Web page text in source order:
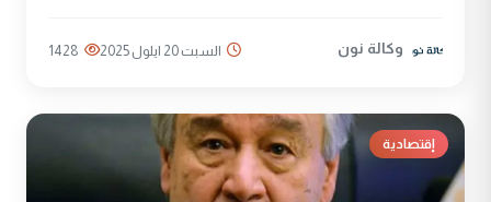
وكالة نون السبت 20 ايلول 2025 1428
إقتصادية